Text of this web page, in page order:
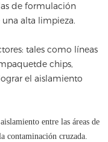
de formulación
alta limpieza.
tales como líneas
chips,
el aislamiento
entre las áreas de
contaminación cruzada.